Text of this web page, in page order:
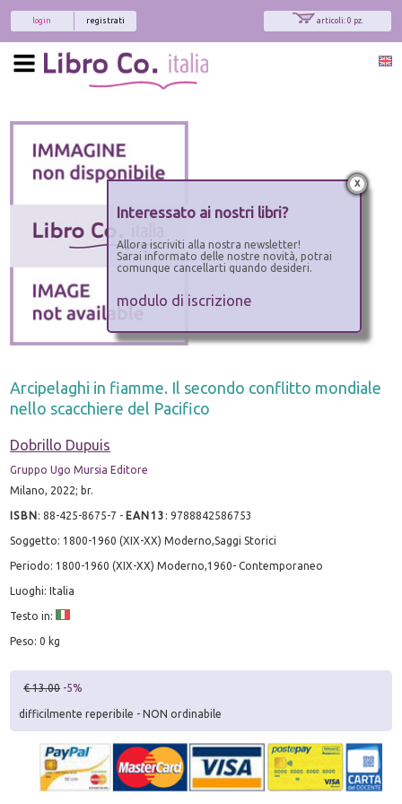
articoli: 0 pz.
registrati
login
Arcipelaghi in fiamme. Il secondo conflitto mondiale
nello scacchiere del Pacifico
Dobrillo Dupuis
Gruppo Ugo Mursia Editore
Milano, 2022; br.
ISBN:88-425-8675-7 - EAN13 :9788842586753
Soggetto: 1800-1960 (XIX-XX) Moderno,Saggi Storici
Periodo: 1800-1960 (XIX-XX) Moderno,1960- Contemporaneo
Luoghi: Italia
Testo in:
Peso: 0 kg
€ 13.00 -5%
difficilmente reperibile - NON ordinabile
x
Interessato ai nostri libri?
Allora iscriviti alla nostra newsletter!
Sarai informato delle nostre novità, potrai
comunque cancellarti quando desideri.
modulo di iscrizione